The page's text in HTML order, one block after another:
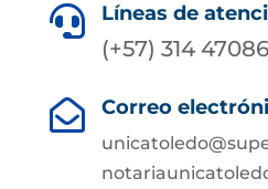
 Líneas de
(+57) 314
 Correo